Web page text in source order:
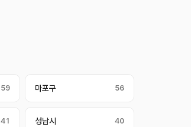
59 마포구 56
41 성남시 40